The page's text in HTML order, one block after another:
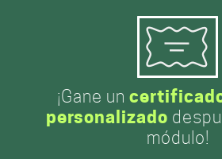
¡Gane un
personalizado
módulo!